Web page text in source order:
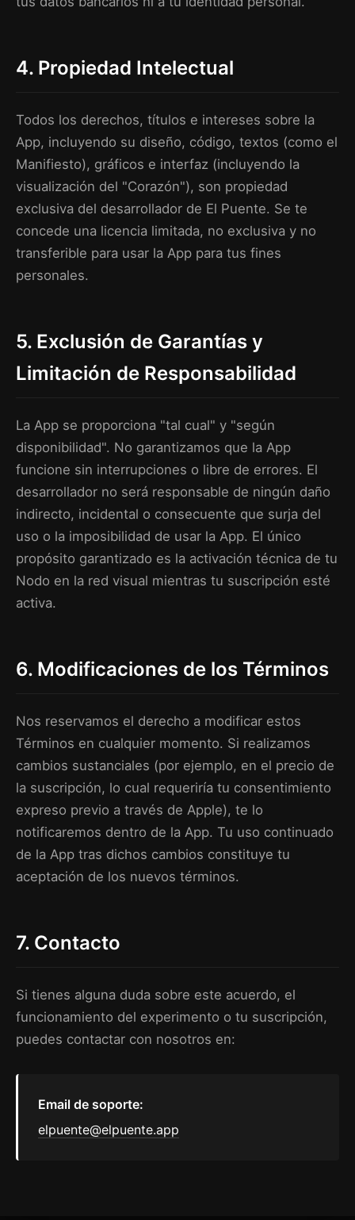
4. Propiedad Intelectual
Todos los derechos, títulos e intereses sobre la
App, incluyendo su diseño, código, textos (como el
Manifiesto), gráficos e interfaz (incluyendo la
visualización del "Corazón"), son propiedad
exclusiva del desarrollador de El Puente. Se te
concede una licencia limitada, no exclusiva y no
transferible para usar la App para tus fines
personales.
5. Exclusión de Garantías y
Limitación de Responsabilidad
La App se proporciona "tal cual" y "según
disponibilidad". No garantizamos que la App
funcione sin interrupciones o libre de errores. El
desarrollador no será responsable de ningún daño
indirecto, incidental o consecuente que surja del
uso o la imposibilidad de usar la App. El único
propósito garantizado es la activación técnica de tu
Nodo en la red visual mientras tu suscripción esté
activa.
6. Modificaciones de los Términos
Nos reservamos el derecho a modificar estos
Términos en cualquier momento. Si realizamos
cambios sustanciales (por ejemplo, en el precio de
la suscripción, lo cual requeriría tu consentimiento
expreso previo a través de Apple), te lo
notificaremos dentro de la App. Tu uso continuado
de la App tras dichos cambios constituye tu
aceptación de los nuevos términos.
7. Contacto
Si tienes alguna duda sobre este acuerdo, el
funcionamiento del experimento o tu suscripción,
puedes contactar con nosotros en:
Email de soporte:
elpuente@elpuente.app